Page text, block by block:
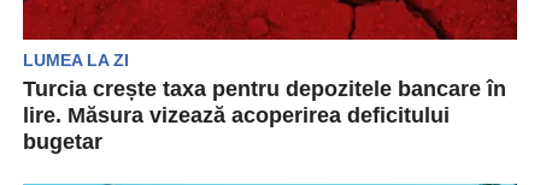
LUMEA LA ZI
Turcia crește taxa pentru depozitele bancare în
lire. Măsura vizează acoperirea deficitului
bugetar